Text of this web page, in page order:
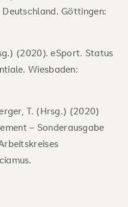
Deutschland. Göttingen:
(2020). eSport. Status
Wiesbaden:
T. (Hrsg.) (2020)
– Sonderausgabe